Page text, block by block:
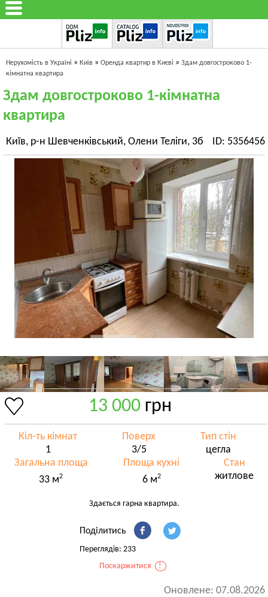
Нерухомість в Україні » Київ » Оренда квартир в Києві » Здам довгостроково 1-
кімнатна квартира
Здам довгостроково 1-кімнатна
квартира
Київ, р-н Шевченківський, Олени Теліги, 3б ID: 5356456
13 000 грн
Кіл-ть кімнат
1
Поверх
3/5
Тип стін
цегла
Загальна площа
33 м2
Площа кухні
6 м2
Стан
житлове
Здається гарна квартира.
Поділитись
Переглядів: 233
Поскаржитися
!
Оновлене: 07.08.2026